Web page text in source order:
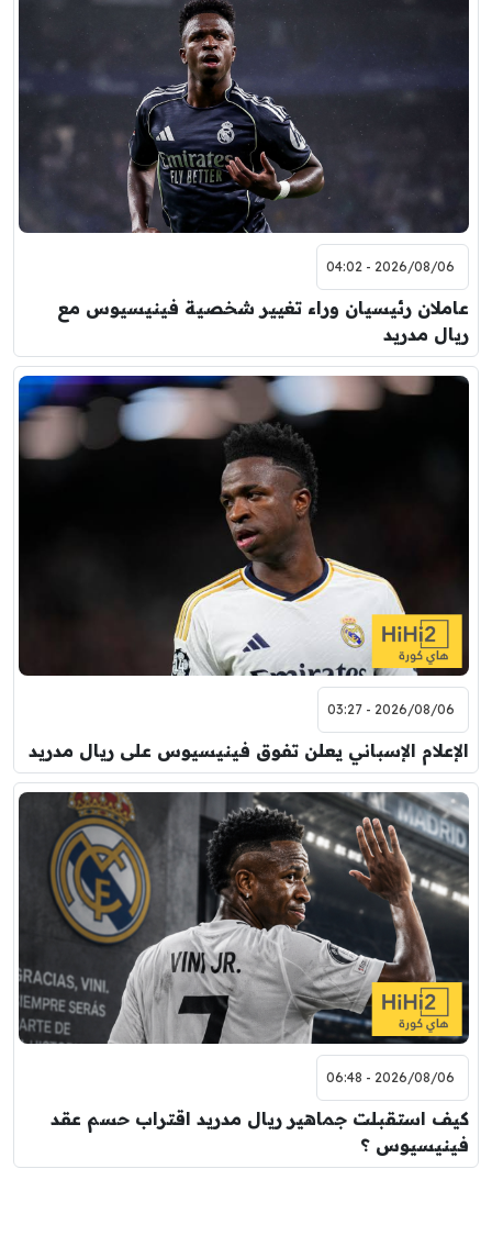
2026/08/06 - 04:02
عاملان رئيسيان وراء تغيير شخصية فينيسيوس مع
ريال مدريد
2026/08/06 - 03:27
الإعلام الإسباني يعلن تفوق فينيسيوس على ريال مدريد
2026/08/06 - 06:48
كيف استقبلت جماهير ريال مدريد اقتراب حسم عقد
فينيسيوس ؟